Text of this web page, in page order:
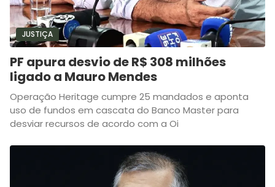
JUSTIÇA
PF apura desvio de R$ 308 milhões
ligado a Mauro Mendes
Operação Heritage cumpre 25 mandados e aponta
uso de fundos em cascata do Banco Master para
desviar recursos de acordo com a Oi